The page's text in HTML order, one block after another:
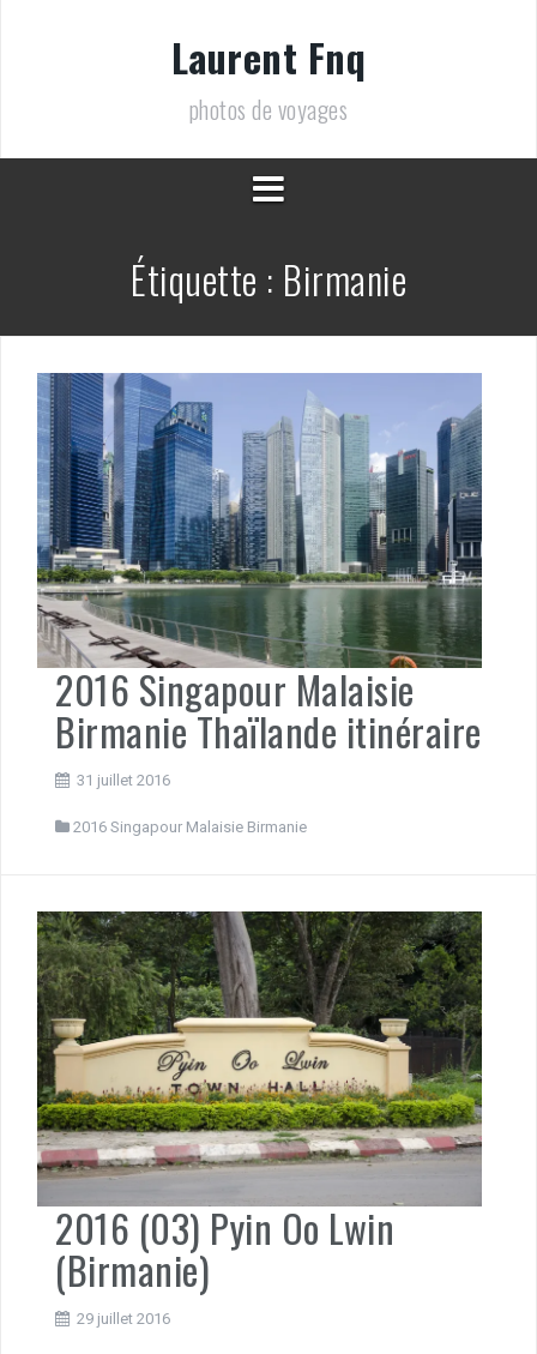
Laurent Fnq
photos de voyages
Étiquette : Birmanie
2016 Singapour Malaisie
Birmanie Thaïlande itinéraire
31 juillet 2016
2016 Singapour Malaisie Birmanie
2016 (03) Pyin Oo Lwin
(Birmanie)
29 juillet 2016